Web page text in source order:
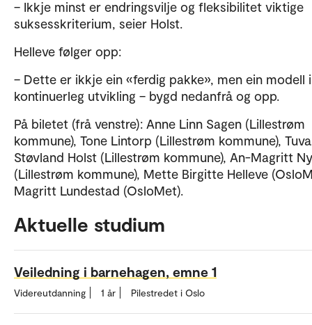
– Ikkje minst er endringsvilje og fleksibilitet viktige
suksesskriterium, seier Holst.
Helleve følger opp:
– Dette er ikkje ein «ferdig pakke», men ein modell i
kontinuerleg utvikling – bygd nedanfrå og opp.
På biletet (frå venstre): Anne Linn Sagen (Lillestrøm
kommune), Tone Lintorp (Lillestrøm kommune), Tuva
Støvland Holst (Lillestrøm kommune), An-Magritt
(Lillestrøm kommune), Mette Birgitte Helleve
Magritt Lundestad (OsloMet).
Aktuelle studium
Veiledning i barnehagen, emne 1
Videreutdanning 1 år Pilestredet i Oslo